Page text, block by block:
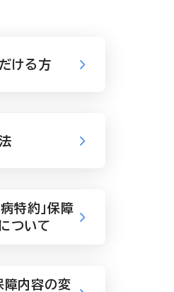
ける方
特約」保障
ついて
障内容の変